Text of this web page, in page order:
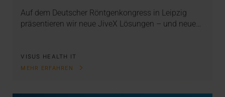
Auf dem Deutscher Röntgenkongress in Leipzig
präsentieren wir neue JiveX Lösungen – und neue…
VISUS HEALTH IT
MEHR ERFAHREN